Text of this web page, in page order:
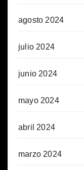
agosto 2024
julio 2024
junio 2024
mayo 2024
abril 2024
marzo 2024